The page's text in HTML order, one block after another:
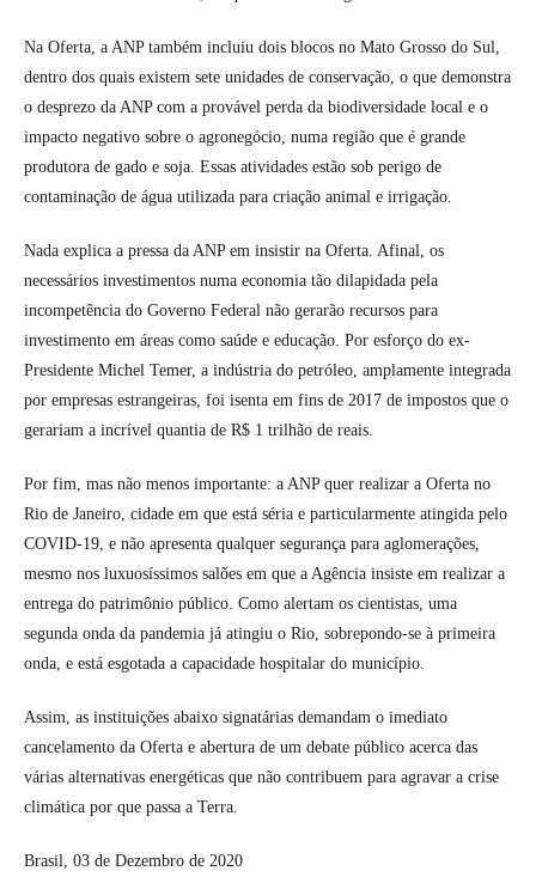
Na Oferta, a ANP também incluiu dois blocos no Mato Grosso do Sul,
dentro dos quais existem sete unidades de conservação, o que demonstra
o desprezo da ANP com a provável perda da biodiversidade local e o
impacto negativo sobre o agronegócio, numa região que é grande
produtora de gado e soja. Essas atividades estão sob perigo de
contaminação de água utilizada para criação animal e irrigação.
Nada explica a pressa da ANP em insistir na Oferta. Afinal, os
necessários investimentos numa economia tão dilapidada pela
incompetência do Governo Federal não gerarão recursos para
investimento em áreas como saúde e educação. Por esforço do ex-
Presidente Michel Temer, a indústria do petróleo, amplamente integrada
por empresas estrangeiras, foi isenta em fins de 2017 de impostos que o
gerariam a incrível quantia de R$ 1 trilhão de reais.
Por fim, mas não menos importante: a ANP quer realizar a Oferta no
Rio de Janeiro, cidade em que está séria e particularmente atingida pelo
COVID-19, e não apresenta qualquer segurança para aglomerações,
mesmo nos luxuosíssimos salões em que a Agência insiste em realizar a
entrega do patrimônio público. Como alertam os cientistas, uma
segunda onda da pandemia já atingiu o Rio, sobrepondo-se à primeira
onda, e está esgotada a capacidade hospitalar do município.
Assim, as instituições abaixo signatárias demandam o imediato
cancelamento da Oferta e abertura de um debate público acerca das
várias alternativas energéticas que não contribuem para agravar a crise
climática por que passa a Terra.
Brasil, 03 de Dezembro de 2020